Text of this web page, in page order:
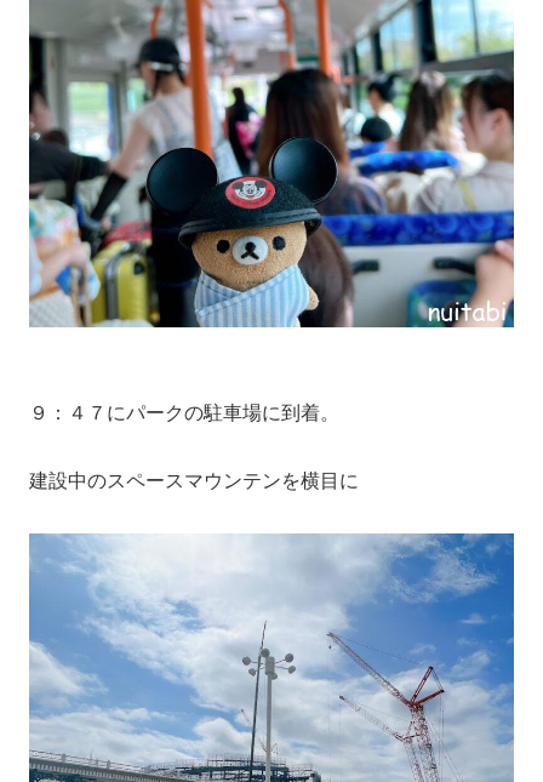
９：４７にパークの駐車場に到着。
建設中のスペースマウンテンを横目に